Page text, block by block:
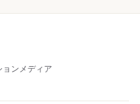
ョンメディア